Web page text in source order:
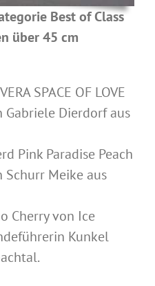
Best of Class
über 45 cm
SPACE OF LOVE
Dierdorf aus
Pink Paradise Peach
Meike aus
Cherry von Ice
Kunkel